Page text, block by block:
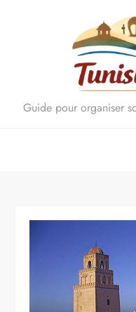
Guide pour organiser